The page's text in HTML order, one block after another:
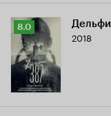
Рейтинг
Кинопоиска
8.0
8.0
2018